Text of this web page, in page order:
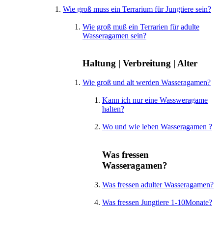
Wie groß muss ein Terrarium für Jungtiere sein?
Wie groß muß ein Terrarien für adulte
Wasseragamen sein?
Haltung | Verbreitung | Alter
Wie groß und alt werden Wasseragamen?
Kann ich nur eine Wassweragame
halten?
Wo und wie leben Wasseragamen ?
Was fressen
Wasseragamen?
Was fressen adulter Wasseragamen?
Was fressen Jungtiere 1-10Monate?